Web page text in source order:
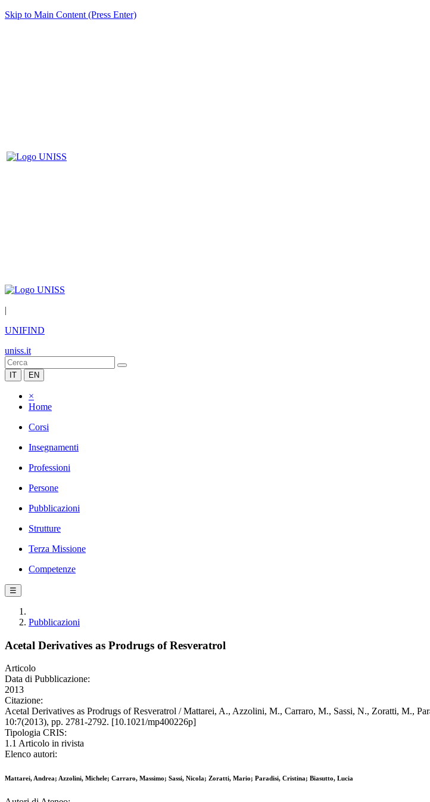
Skip to Main Content (Press Enter)
|
UNIFIND
uniss.it
IT EN
×
Home
Corsi
Insegnamenti
Professioni
Persone
Pubblicazioni
Strutture
Terza Missione
Competenze
☰
Pubblicazioni
Acetal Derivatives as Prodrugs of Resveratrol
Articolo
Data di Pubblicazione:
2013
Citazione:
Acetal Derivatives as Prodrugs of Resveratrol / Mattarei, A., Azzolini, M., Carraro, M., Sassi, N., Zoratti,
10:7(2013), pp. 2781-2792. [10.1021/mp400226p]
Tipologia CRIS:
1.1 Articolo in rivista
Elenco autori:
Mattarei, Andrea; Azzolini, Michele; Carraro, Massimo; Sassi, Nicola; Zoratti, Mario; Paradisi, Cristina; Biasutto, Lucia